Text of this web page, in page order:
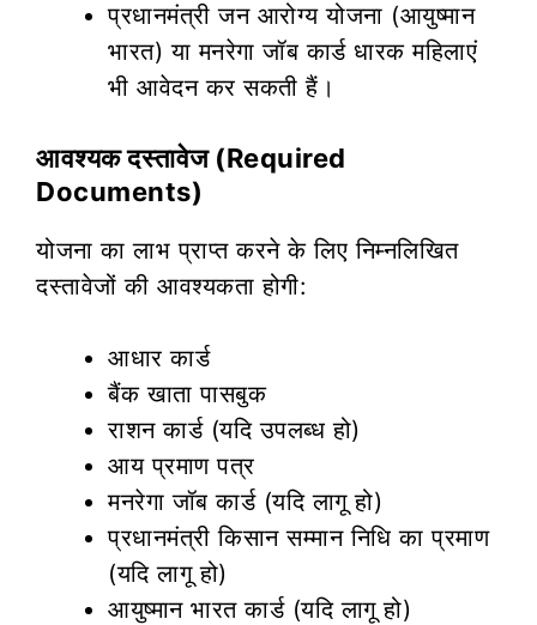
प्रधानमंत्री जन आरोग्य योजना (आयुष्मान
भारत) या मनरेगा जॉब कार्ड धारक महिलाएं
भी आवेदन कर सकती हैं।
आवश्यक दस्तावेज (Required
Documents)
योजना का लाभ प्राप्त करने के लिए निम्नलिखित
दस्तावेजों की आवश्यकता होगी:
आधार कार्ड
बैंक खाता पासबुक
राशन कार्ड (यदि उपलब्ध हो)
आय प्रमाण पत्र
मनरेगा जॉब कार्ड (यदि लागू हो)
प्रधानमंत्री किसान सम्मान निधि का प्रमाण
(यदि लागू हो)
आयुष्मान भारत कार्ड (यदि लागू हो)